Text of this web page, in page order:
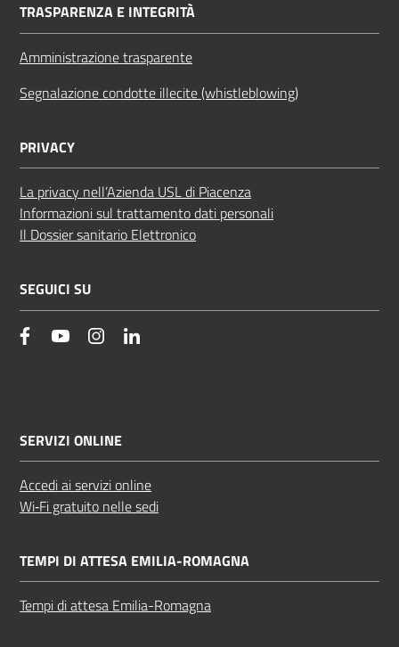
TRASPARENZA E INTEGRITÀ
Amministrazione trasparente
Segnalazione condotte illecite (whistleblowing)
PRIVACY
La privacy nell’Azienda USL di Piacenza
Informazioni sul trattamento dati personali
Il Dossier sanitario Elettronico
SEGUICI SU
facebookYouTube Instagram
SERVIZI ONLINE
Accedi ai servizi online
Wi‑Fi gratuito nelle sedi
TEMPI DI ATTESA EMILIA-ROMAGNA
Tempi di attesa Emilia-Romagna